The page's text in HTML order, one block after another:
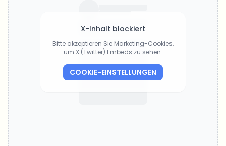
X-Inhalt blockiert
Bitte akzeptieren Sie Marketing-Cookies,
um X (Twitter) Embeds zu sehen.
COOKIE-EINSTELLUNGEN